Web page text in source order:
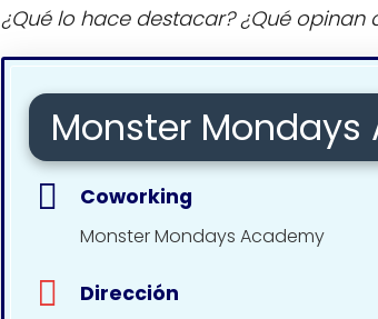
¿Qué lo hace destacar? ¿Qué
Monster
Coworking
Monster Mondays Academy
Dirección